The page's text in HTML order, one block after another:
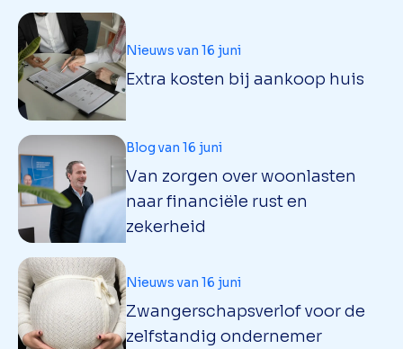
Extra kosten bij aankoop huis
Nieuws van 16 juni
Van zorgen over woonlasten
naar financiële rust en
zekerheid
Blog van 16 juni
Zwangerschapsverlof voor de
zelfstandig ondernemer
Nieuws van 16 juni